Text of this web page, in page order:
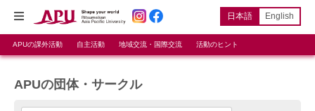
日本語 English
APUの課外活動 自主活動 地域交流・国際交流 活動のヒント
APUの団体・サークル